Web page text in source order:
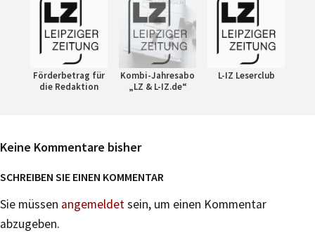
Förderbetrag für
die Redaktion
Kombi-Jahresabo
„LZ & L-IZ.de“
L-IZ Leserclub
Keine Kommentare bisher
SCHREIBEN SIE EINEN KOMMENTAR
Sie müssen angemeldetsein, um einen Kommentar
abzugeben.